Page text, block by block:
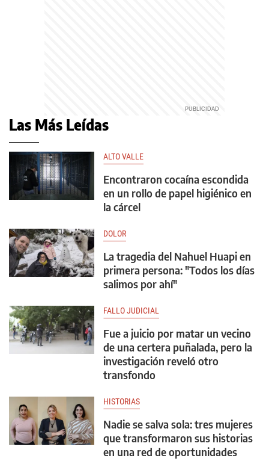
Las Más Leídas
ALTO VALLE
Encontraron cocaína escondida
en un rollo de papel higiénico en
la cárcel
DOLOR
La tragedia del Nahuel Huapi en
primera persona: "Todos los días
salimos por ahí"
FALLO JUDICIAL
Fue a juicio por matar un vecino
de una certera puñalada, pero la
investigación reveló otro
transfondo
HISTORIAS
Nadie se salva sola: tres mujeres
que transformaron sus historias
en una red de oportunidades